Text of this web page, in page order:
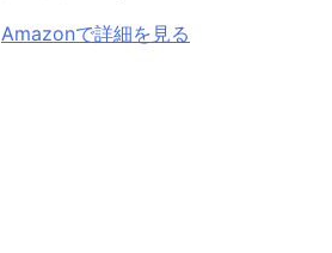
Amazonで詳細を見る